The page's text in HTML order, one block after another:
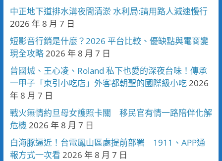
中正地下道排水溝夜間清淤 水利局:請用路人減速慢行
2026 年 8 月 7 日
短影音行銷是什麼？2026 平台比較、優缺點與電商變
現全攻略 2026 年 8 月 7 日
曾國城、王心凌、Roland 私下也愛的深夜台味！傳承
一甲子「東引小吃店」外客都朝聖的國際級小吃 2026
年 8 月 7 日
戰火無情約旦母女護照卡關 移民官有情一路陪伴化解
危機 2026 年 8 月 7 日
白海豚逼近！台電鳳山區處提前部署 1911、APP通
報方式一次看 2026 年 8 月 7 日